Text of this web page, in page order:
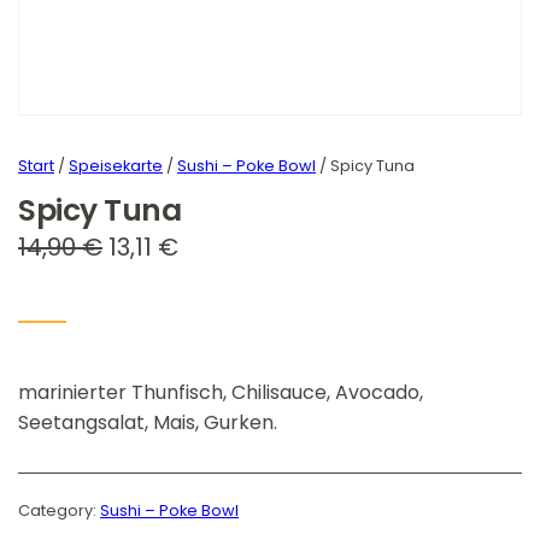
Start /Speisekarte /Sushi – Poke Bowl / Spicy Tuna
Spicy Tuna
14,90€ U
r
ü
n
g
13,11 €A
e
l
l
e
marinierter Thunfisch, Chilisauce, Avocado,
Seetangsalat, Mais, Gurken.
Category:Sushi – Poke Bowl